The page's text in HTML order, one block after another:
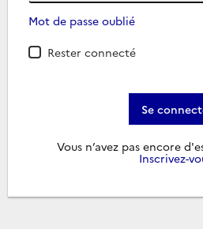
Mot de passe oublié
Rester connecté
Se
Vous n’avez pas encore
Inscrivez-